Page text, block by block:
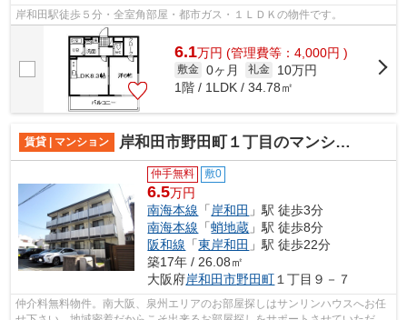
岸和田駅徒歩５分・全室角部屋・都市ガス・１ＬＤＫの物件です。
6.1万円 (管理費等：4,000円 )
敷金 0ヶ月 礼金
10万円
1階 / 1LDK / 34.78㎡
賃貸 | マンション 岸和田市野田町１丁目のマンション
仲手無料 敷0
6.5万円
南海本線 「 岸和田 」駅 徒歩3分
南海本線 「蛸地蔵 」駅 徒歩8分
阪和線 「東岸和田 」駅 徒歩22分
築17年 / 26.08㎡
大阪府岸和田市野田町 １丁目９－７
仲介料無料物件。南大阪、泉州エリアのお部屋探しはサンリンハウスへお任